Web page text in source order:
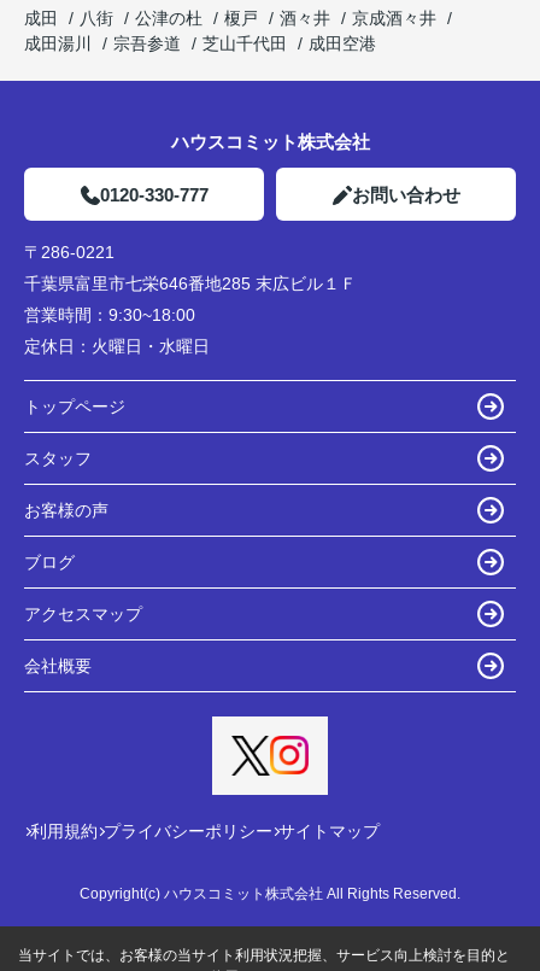
成田
八街 公津の杜 榎戸 酒々井
京成酒々井
成田湯川
宗吾参道 芝山千代田 成田空港
ハウスコミット株式会社
0120-330-777 お問い合わせ
〒286-0221
千葉県富里市七栄646番地285 末広ビル１Ｆ
営業時間： 9:30~18:00
定休日： 火曜日・水曜日
トップページ
スタッフ
お客様の声
ブログ
アクセスマップ
会社概要
利用規約 プライバシーポリシー サイトマップ
Copyright(c) ハウスコミット株式会社 All Rights Reserved.
当サイトでは、お客様の当サイト利用状況把握、サービス向上検討を目的と